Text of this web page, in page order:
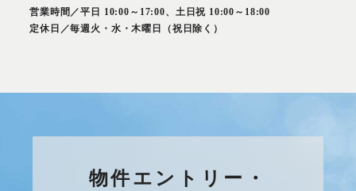
営業時間／平日 10:00～17:00、土日祝 10:00～18:00
定休日／毎週火・水・木曜日（祝日除く）
物件エントリー・